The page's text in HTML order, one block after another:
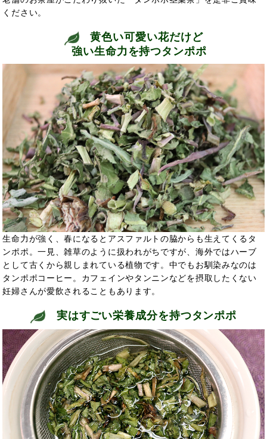
ください。
黄色い可愛い花だけど
強い生命力を持つタンポポ
生命力が強く、春になるとアスファルトの脇からも生えてくるタ
ンポポ。一見、雑草のように扱われがちですが、海外ではハーブ
として古くから親しまれている植物です。中でもお馴染みなのは
タンポポコーヒー。カフェインやタンニンなどを摂取したくない
妊婦さんが愛飲されることもあります。
実はすごい栄養成分を持つタンポポ